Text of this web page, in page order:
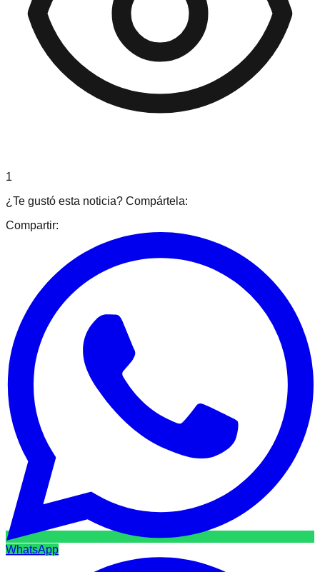
1
¿Te gustó esta noticia? Compártela:
Compartir:
WhatsApp